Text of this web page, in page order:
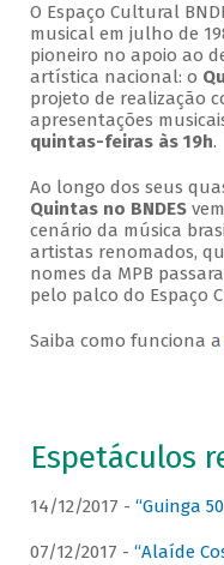
O Espaço Cultural
musical em julho de
pioneiro no apoio ao
artística nacional: o
projeto de realização
apresentações
quintas-feiras às 19h.
Ao longo dos seus
Quintas no BNDES
cenário da música
artistas renomados,
nomes da MPB
pelo palco do Espaço
Saiba como funciona a
Espetáculos
14/12/2017 - “Guinga
07/12/2017 - “Alaíde